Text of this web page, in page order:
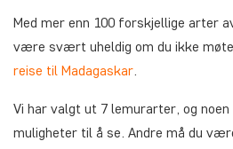
Med mer enn 100 forskjellige arter
være svært uheldig om du ikke
reise til Madagaskar.
Vi har valgt ut 7 lemurarter, og noen
muligheter til å se. Andre må du